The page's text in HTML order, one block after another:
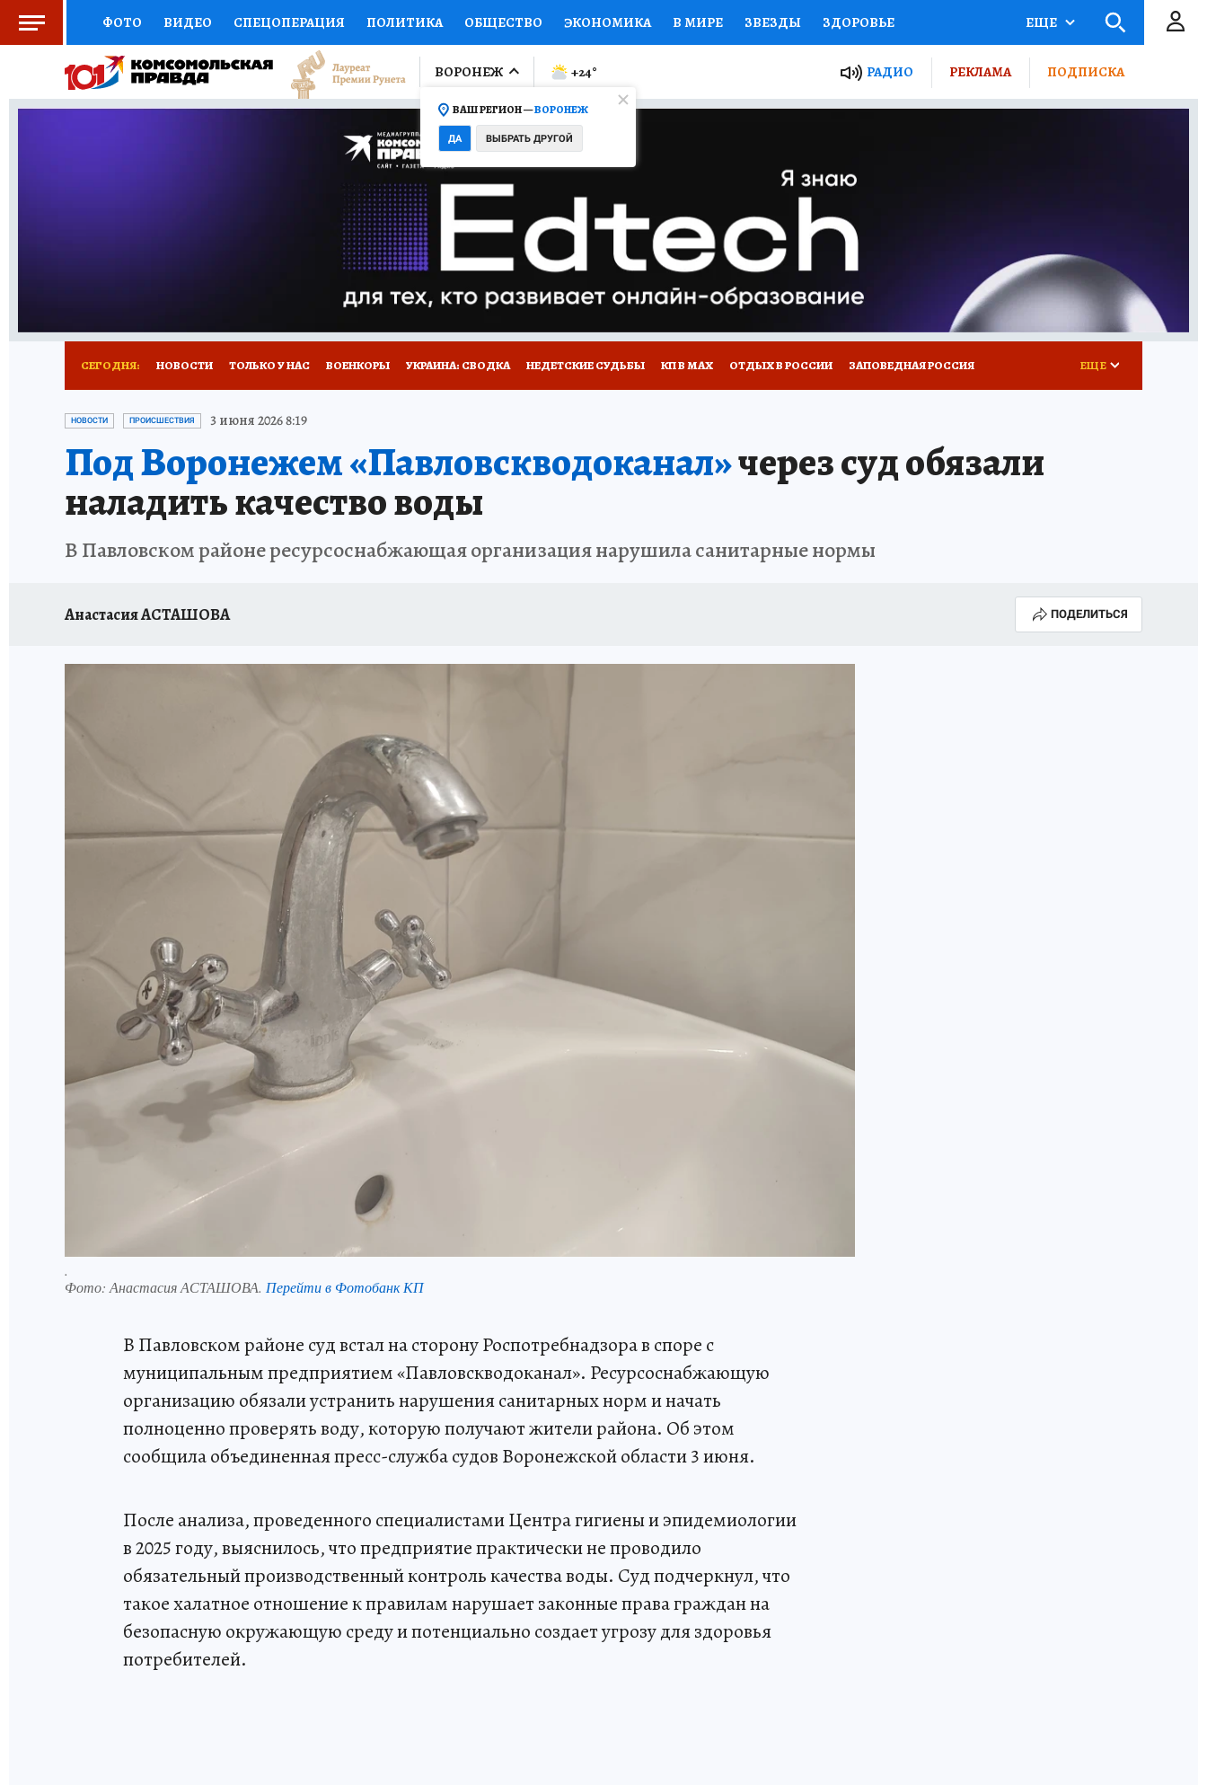
ФОТО ВИДЕО СПЕЦОПЕРАЦИЯ ПОЛИТИКА ОБЩЕСТВО ЭКОНОМИКА В МИРЕ ЗВЕЗДЫ ЗДОРОВЬЕ
СОЦПОДДЕРЖКА НАУКА СПОРТ КОЛУМНИСТЫ ПРОИСШЕСТВИЯ НАЦИОНАЛЬНЫЕ ПРОЕКТЫ РОССИИ
ВЫБОР ЭКСПЕРТОВ ДОКТОР ФИНАНСЫ ОТКРЫВАЕМ МИР Я ЗНАЮ СЕМЬЯ ЖЕНСКИЕ СЕКРЕТЫ ПУТЕВОДИТЕЛЬ
ПРОГНОЗЫ НА СПОРТ ПРОМОКОДЫ СЕРИАЛЫ
ТЕЛЕВИЗОР КОЛЛЕКЦИИ КОНКУРСЫ ГИД ПОТРЕБИТЕЛЯ
НОВОЕ НА САЙТЕ
ЕЩЕ
ВОРОНЕЖ
ВАШ РЕГИОН —ВОРОНЕЖ
ДА ВЫБРАТЬ ДРУГОЙ
+24° РАДИО РЕКЛАМА ПОДПИСКА
СЕГОДНЯ: НОВОСТИ ТОЛЬКО У НАС ВОЕНКОРЫ УКРАИНА: СВОДКА НЕДЕТСКИЕ СУДЬБЫ КП В МАХ ОТДЫХ В РОССИИ ЗАПОВЕДНАЯ РОССИЯ
ПРОИСШЕСТВИЯ АФИША
ЕЩЕ
НОВОСТИ ПРОИСШЕСТВИЯ 3 июня 2026 8:19
Под Воронежем «Павловскводоканал»через суд обязали
наладить качество воды
В Павловском районе ресурсоснабжающая организация нарушила санитарные нормы
Анастасия АСТАШОВА ПОДЕЛИТЬСЯ
.
Фото: Анастасия АСТАШОВА. Перейти в Фотобанк КП
В Павловском районе суд встал на сторону Роспотребнадзора в споре с
муниципальным предприятием «Павловскводоканал». Ресурсоснабжающую
организацию обязали устранить нарушения санитарных норм и начать
полноценно проверять воду, которую получают жители района. Об этом
сообщила объединенная пресс-служба судов Воронежской области 3 июня.
После анализа, проведенного специалистами Центра гигиены и эпидемиологии
в 2025 году, выяснилось, что предприятие практически не проводило
обязательный производственный контроль качества воды. Суд подчеркнул, что
такое халатное отношение к правилам нарушает законные права граждан на
безопасную окружающую среду и потенциально создает угрозу для здоровья
потребителей.